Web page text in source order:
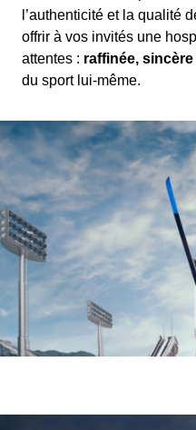
l’authenticité et la qualité
offrir à vos invités une
attentes : raffinée,
du sport lui-même.